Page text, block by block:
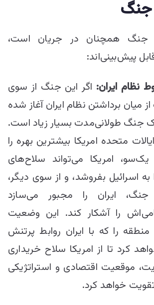
جنگ
جنگ همچنان در جریان است،
پیش‌بینی‌اند:
نظام ایران: اگر این جنگ از سوی
میان برداشتن نظام ایران آغاز شده
جنگ طولانی‌مدت بسیار زیاد است.
متحده امریکا بیشترین بهره را
یک‌سو، امریکا می‌تواند سلاح‌های
اسرائیل بفروشد، و از سوی دیگر،
ایران را مجبور می‌سازد
را آشکار کند. این وضعیت
را که با ایران روابط پرتنش
کرد تا از امریکا سلاح خریداری
موقعیت اقتصادی و استراتژیکی
تقویت خواهد کرد.